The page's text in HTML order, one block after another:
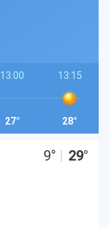
13:00
27°
13:15
28°
9° | 29°